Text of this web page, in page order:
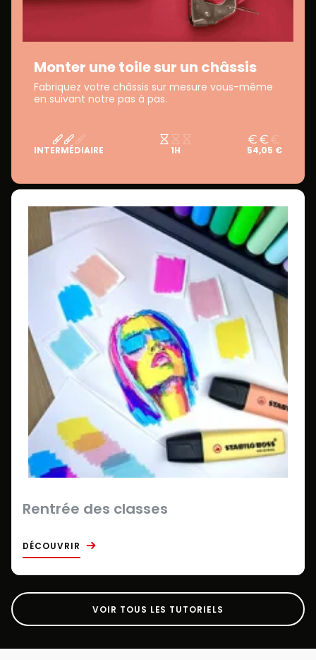
Monter une toile sur un châssis
Fabriquez votre châssis sur mesure vous-même
en suivant notre pas à pas.
INTERMÉDIAIRE 1H 54,05 €
Rentrée des classes
DÉCOUVRIR
VOIR TOUS LES TUTORIELS